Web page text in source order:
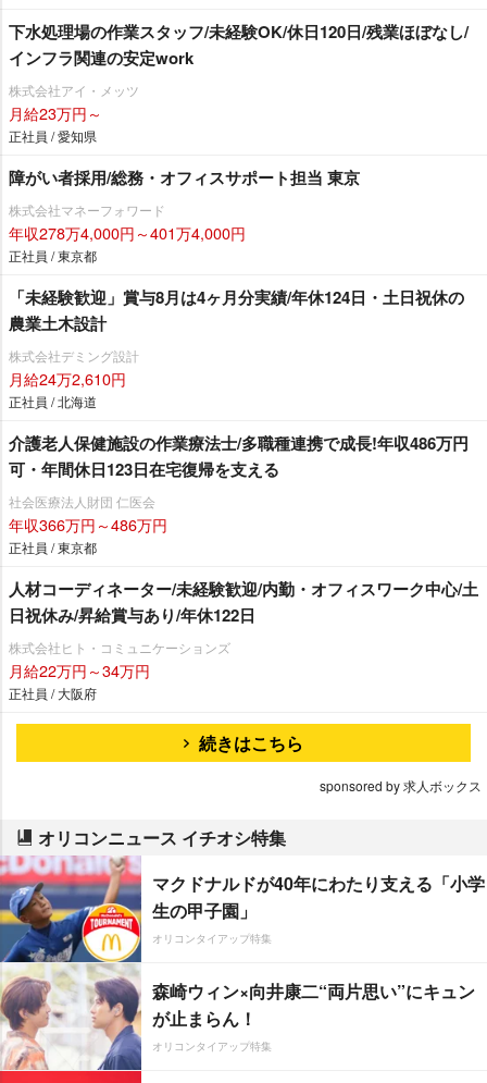
下水処理場の作業スタッフ/未経験OK/休日120日/残業ほぼなし/
インフラ関連の安定work
株式会社アイ・メッツ
月給23万円～
正社員 / 愛知県
障がい者採用/総務・オフィスサポート担当 東京
株式会社マネーフォワード
年収278万4,000円～401万4,000円
正社員 / 東京都
「未経験歓迎」賞与8月は4ヶ月分実績/年休124日・土日祝休の
農業土木設計
株式会社デミング設計
月給24万2,610円
正社員 / 北海道
介護老人保健施設の作業療法士/多職種連携で成長!年収486万円
可・年間休日123日在宅復帰を支える
社会医療法人財団 仁医会
年収366万円～486万円
正社員 / 東京都
人材コーディネーター/未経験歓迎/内勤・オフィスワーク中心/土
日祝休み/昇給賞与あり/年休122日
株式会社ヒト・コミュニケーションズ
月給22万円～34万円
正社員 / 大阪府
続きはこちら
sponsored by 求人ボックス
オリコンニュース イチオシ特集
マクドナルドが40年にわたり支える「小学
生の甲子園」
オリコンタイアップ特集
森崎ウィン×向井康二“両片思い”にキュン
が止まらん！
オリコンタイアップ特集